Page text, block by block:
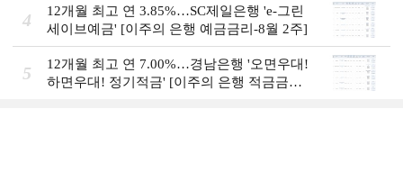
4
12개월 최고 연 3.85%…SC제일은행 'e-그린
세이브예금' [이주의 은행 예금금리-8월 2주]
5
12개월 최고 연 7.00%…경남은행 '오면우대!
하면우대! 정기적금' [이주의 은행 적금금